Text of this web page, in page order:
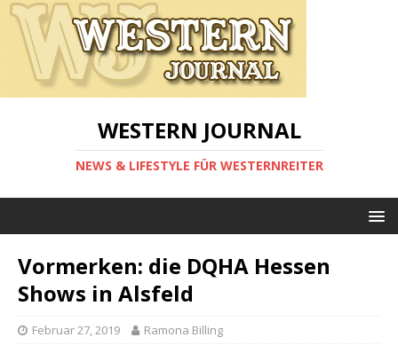
WESTERN JOURNAL
NEWS & LIFESTYLE FÜR WESTERNREITER
Vormerken: die DQHA Hessen
Shows in Alsfeld
Februar 27, 2019 Ramona Billing